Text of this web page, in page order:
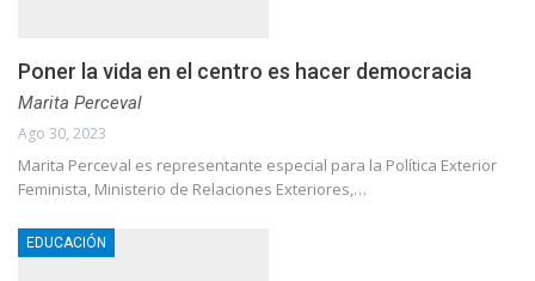
Poner la vida en el centro es hacer democracia
Marita Perceval
Ago 30, 2023
Marita Perceval es representante especial para la Política Exterior
Feminista, Ministerio de Relaciones Exteriores,…
EDUCACIÓN